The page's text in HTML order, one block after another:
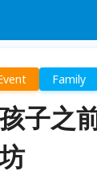
Family
孩子之